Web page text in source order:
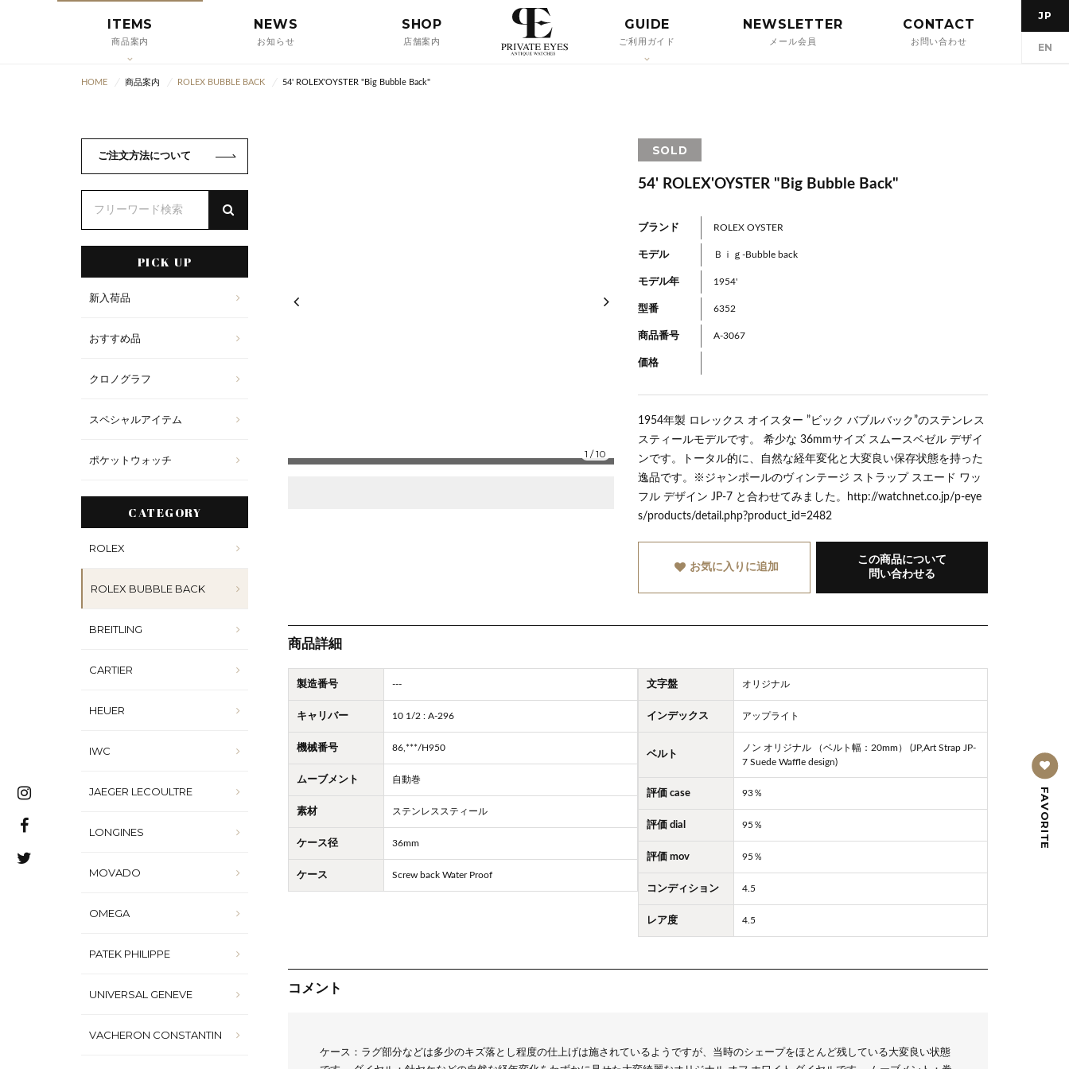
ITEMS
商品案内
NEWS
お知らせ
SHOP
店舗案内
GUIDE
ご利用ガイド
NEWSLETTER
メール会員
CONTACT
お問い合わせ
FAVORITE
JP
EN
HOME 商品案内 ROLEX BUBBLE BACK 54' ROLEX'OYSTER "Big Bubble Back"
ご注文方法について
PICK UP
新入荷品
おすすめ品
クロノグラフ
スペシャルアイテム
ポケットウォッチ
CATEGORY
ROLEX
ROLEX BUBBLE BACK
BREITLING
CARTIER
HEUER
IWC
JAEGER LECOULTRE
LONGINES
MOVADO
OMEGA
PATEK PHILIPPE
UNIVERSAL GENEVE
VACHERON CONSTANTIN
1 /10
SOLD
54' ROLEX'OYSTER "Big Bubble Back"
ブランド ROLEX OYSTER
モデル Ｂｉｇ-Bubble back
モデル年 1954'
型番 6352
商品番号 A-3067
価格
1954年製 ロレックス オイスター ”ビック バブルバック”のステンレス
スティールモデルです。 希少な 36mmサイズ スムースベゼル デザイ
ンです。トータル的に、自然な経年変化と大変良い保存状態を持った
逸品です。※ジャンポールのヴィンテージ ストラップ スエード ワッ
フル デザイン JP-7 と合わせてみました。http://watchnet.co.jp/p-eye
s/products/detail.php?product_id=2482
お気に入り に追加
この商品について
問い合わせる
商品詳細
製造番号 ---
キャリバー 10 1/2 : A-296
機械番号 86,***/H950
ムーブメント 自動巻
素材 ステンレススティール
ケース径 36mm
ケース Screw back Water Proof
文字盤 オリジナル
インデックス アップライト
ベルト
ノン オリジナル （ベルト幅：20mm） (JP,Art Strap JP-
7 Suede Waffle design)
評価 case 93％
評価 dial 95％
評価 mov 95％
コンディション 4.5
レア度 4.5
コメント
ケース：ラグ部分などは多少のキズ落とし程度の仕上げは施されているようですが、当時のシェープをほとんど残している大変良い状態